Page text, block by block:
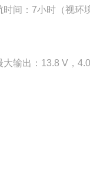
间：7小时（视环
输出：13.8 V，